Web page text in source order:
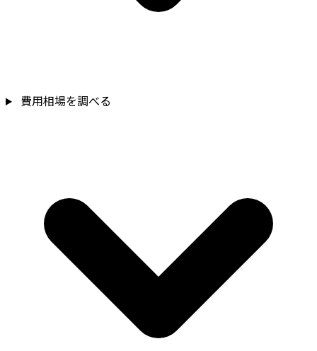
費用相場を調べる